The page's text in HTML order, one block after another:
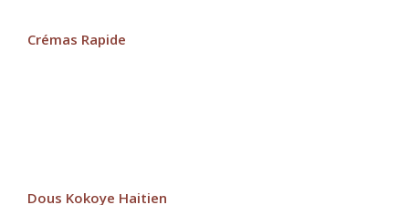
Crémas Rapide
Dous Kokoye Haitien